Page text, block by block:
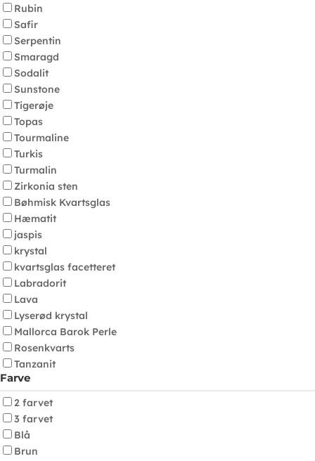
Rubin
Safir
Serpentin
Smaragd
Sodalit
Sunstone
Tigerøje
Topas
Tourmaline
Turkis
Turmalin
Zirkonia sten
Bøhmisk Kvartsglas
Hæmatit
jaspis
krystal
kvartsglas facetteret
Labradorit
Lava
Lyserød krystal
Mallorca Barok Perle
Rosenkvarts
Tanzanit
Farve
2 farvet
3 farvet
Blå
Brun